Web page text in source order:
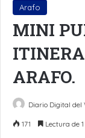
Arafo
MINI
ARAFO.
Diario Digital del
171 Lectura de